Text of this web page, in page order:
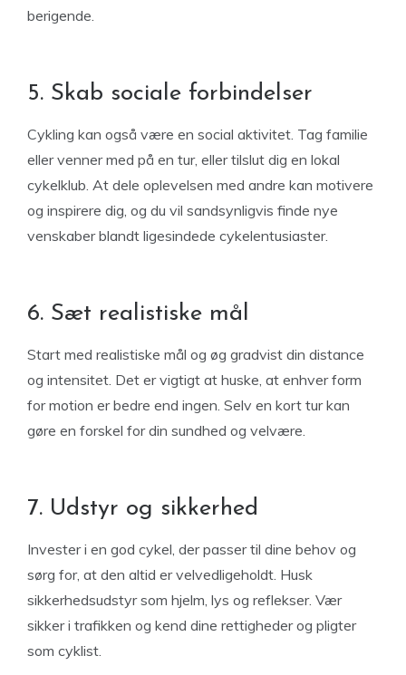
berigende.
5. Skab sociale forbindelser
Cykling kan også være en social aktivitet. Tag familie
eller venner med på en tur, eller tilslut dig en lokal
cykelklub. At dele oplevelsen med andre kan motivere
og inspirere dig, og du vil sandsynligvis finde nye
venskaber blandt ligesindede cykelentusiaster.
6. Sæt realistiske mål
Start med realistiske mål og øg gradvist din distance
og intensitet. Det er vigtigt at huske, at enhver form
for motion er bedre end ingen. Selv en kort tur kan
gøre en forskel for din sundhed og velvære.
7. Udstyr og sikkerhed
Invester i en god cykel, der passer til dine behov og
sørg for, at den altid er velvedligeholdt. Husk
sikkerhedsudstyr som hjelm, lys og reflekser. Vær
sikker i trafikken og kend dine rettigheder og pligter
som cyklist.